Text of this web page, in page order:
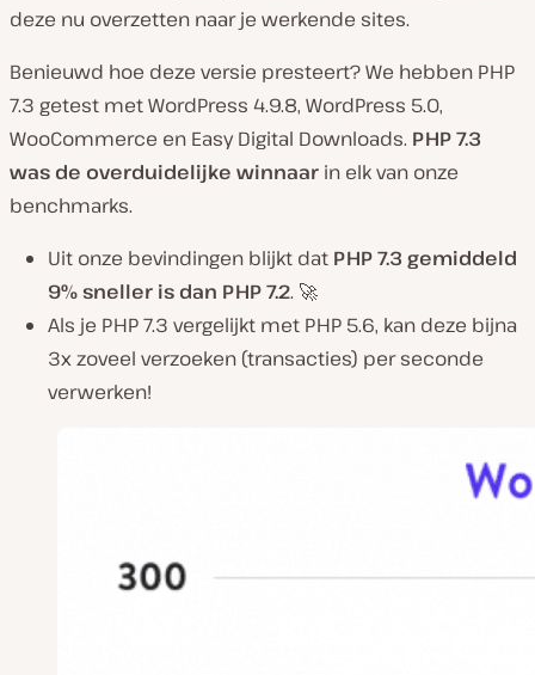
deze nu overzetten naar je werkende sites.
Benieuwd hoe deze versie presteert? We hebben PHP
7.3 getest met WordPress 4.9.8, WordPress 5.0,
WooCommerce en Easy Digital Downloads. PHP 7.3
was de overduidelijke winnaar in elk van onze
benchmarks.
Uit onze bevindingen blijkt dat PHP 7.3 gemiddeld
9% sneller is dan PHP 7.2. 🚀
Als je PHP 7.3 vergelijkt met PHP 5.6, kan deze bijna
3x zoveel verzoeken (transacties) per seconde
verwerken!